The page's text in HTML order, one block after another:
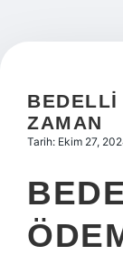
Hakkımızda
BEDELLI
ZAMAN
Tarih: Ekim 27,